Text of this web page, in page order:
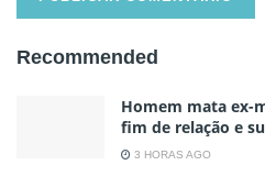
Recommended
Homem mata ex-
fim de relação e
3 HORAS AGO